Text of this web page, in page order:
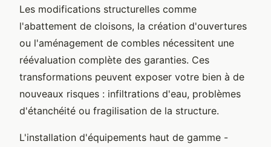
Les modifications structurelles comme
l'abattement de cloisons, la création d'ouvertures
ou l'aménagement de combles nécessitent une
réévaluation complète des garanties. Ces
transformations peuvent exposer votre bien à de
nouveaux risques : infiltrations d'eau, problèmes
d'étanchéité ou fragilisation de la structure.
L'installation d'équipements haut de gamme -